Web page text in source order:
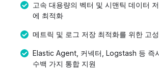
고속 대용량의 벡터 및 시맨틱 데이터
에 최적화
메트릭 및 로그 저장 최적화를 위한 고
Elastic Agent, 커넥터, Logstash 등 즉
수백 가지 통합 지원